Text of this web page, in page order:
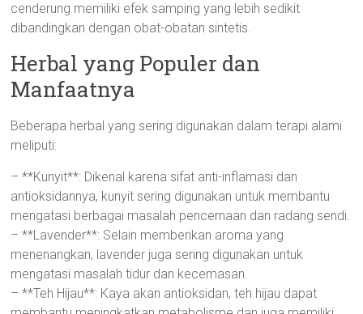
cenderung memiliki efek samping yang lebih sedikit
dibandingkan dengan obat-obatan sintetis.
Herbal yang Populer dan
Manfaatnya
Beberapa herbal yang sering digunakan dalam terapi alami
meliputi:
– **Kunyit**: Dikenal karena sifat anti-inflamasi dan
antioksidannya, kunyit sering digunakan untuk membantu
mengatasi berbagai masalah pencernaan dan radang sendi.
– **Lavender**: Selain memberikan aroma yang
menenangkan, lavender juga sering digunakan untuk
mengatasi masalah tidur dan kecemasan.
– **Teh Hijau**: Kaya akan antioksidan, teh hijau dapat